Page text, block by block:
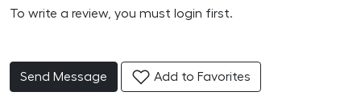
To write a review, you must login first.
Send Message Add to Favorites